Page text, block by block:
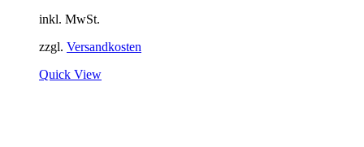
inkl. MwSt.
zzgl. Versandkosten
Quick View